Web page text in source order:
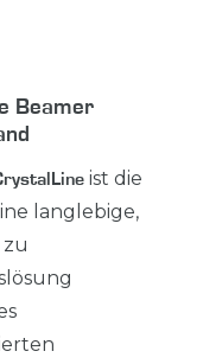
Beamer
ist die
langlebige,